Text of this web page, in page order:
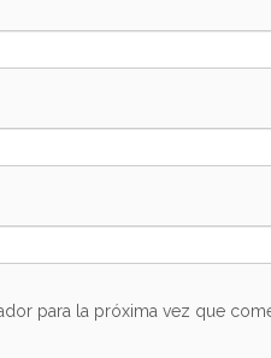
para la próxima vez que